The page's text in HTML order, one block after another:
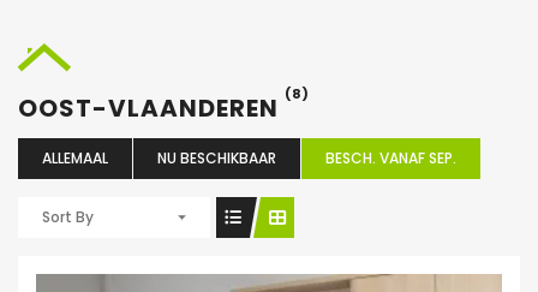
OOST-VLAANDEREN (8)
ALLEMAAL NU BESCHIKBAAR BESCH. VANAF SEP.
Sort By